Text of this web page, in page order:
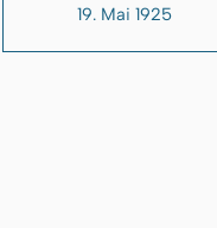
19. Mai 1925